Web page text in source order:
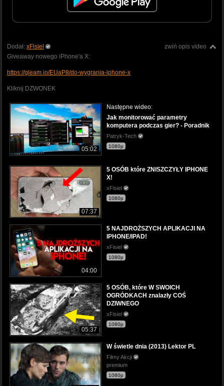
zwiń opis video
Dodał: xFisiel
Giveaway nowego iPhone'a X:
https://gleam.io/EUaP8/do-wygrania-iphone-x
Kliknij DZWONEK
05:02
Następne wideo:
Jak monitorować parametry
komputera podczas gier? - Poradnik
Patryk-Tech
1080p
07:37
5 OSÓB które ZNISZCZYŁY IPHONE
X!
xFisiel
1080p
04:00
5 NAJDROŻSZYCH APLIKACJI NA
IPHONE/IPAD!
xFisiel
1080p
05:37
5 OSÓB, które W SWOICH
OGRÓDKACH znalazły COŚ
DZIWNEGO
xFisiel
1080p
W świetle dnia (2013) Lektor PL
Filmy Akcji
premium
1080p